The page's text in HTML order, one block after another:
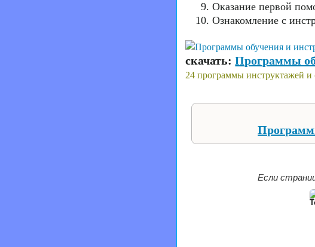
Оказание первой
Ознакомление с
скачать:Программы
24 программы инструктажей и
Если